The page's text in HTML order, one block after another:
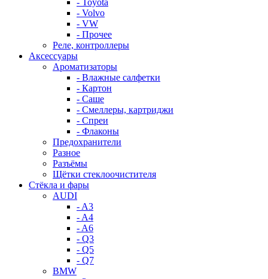
- Toyota
- Volvo
- VW
- Прочее
Реле, контроллеры
Аксессуары
Ароматизаторы
- Влажные салфетки
- Картон
- Саше
- Смеллеры, картриджи
- Спреи
- Флаконы
Предохранители
Разное
Разъёмы
Щётки стеклоочистителя
Стёкла и фары
AUDI
- A3
- A4
- A6
- Q3
- Q5
- Q7
BMW